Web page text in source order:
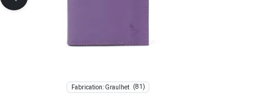
Fabrication: Graulhet (81)